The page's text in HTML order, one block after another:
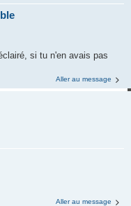
si tu n'en avais pas
Aller au message
Aller au message